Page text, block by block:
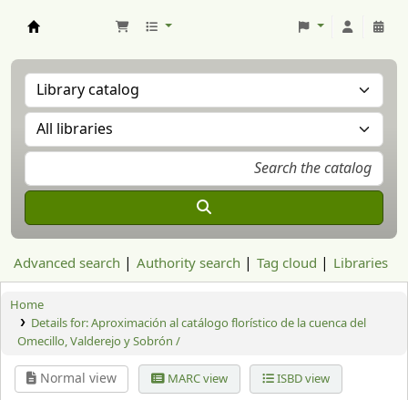
Advanced search Authority search Tag cloud Libraries
Home
Details for:Aproximación al catálogo florístico de la cuenca del
Omecillo, Valderejo y Sobrón /
Normal view MARC view ISBD view